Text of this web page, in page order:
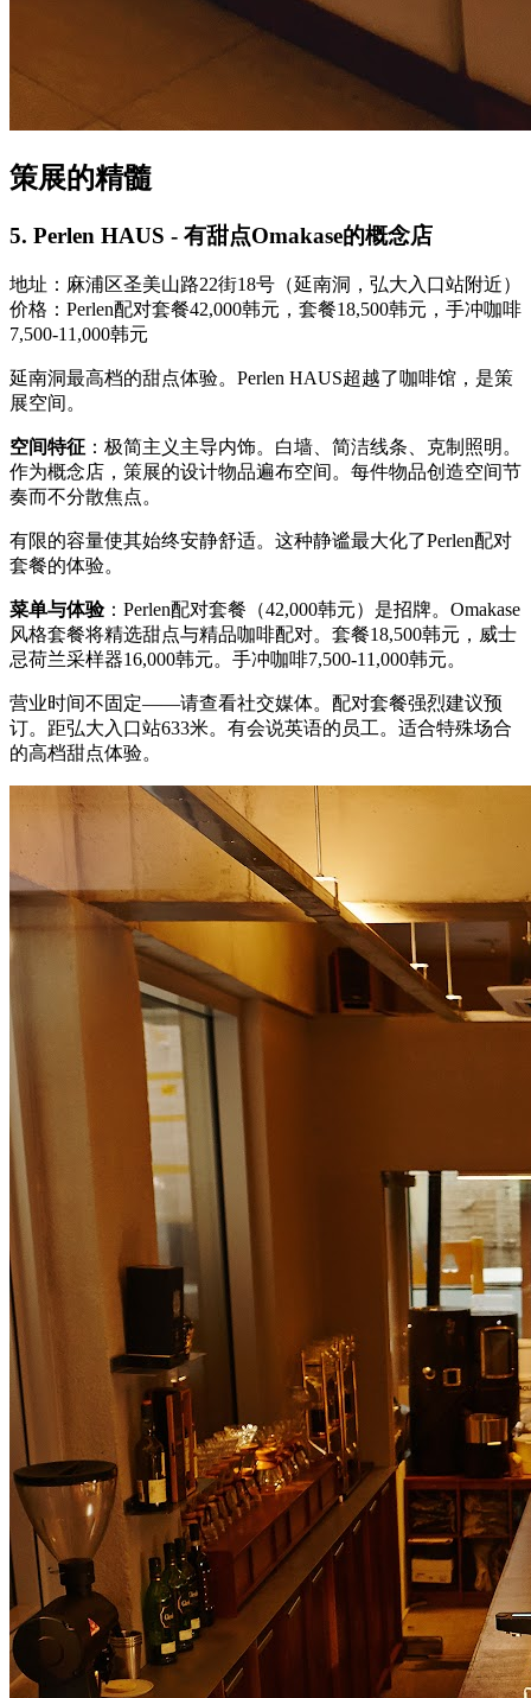
策展的精髓
5. Perlen HAUS - 有甜点Omakase的概念店
地址：麻浦区圣美山路22街18号（延南洞，弘大入口站附近）
价格：Perlen配对套餐42,000韩元，套餐18,500韩元，手冲咖啡
7,500-11,000韩元
延南洞最高档的甜点体验。Perlen HAUS超越了咖啡馆，是策
展空间。
空间特征 ：极简主义主导内饰。白墙、简洁线条、克制照明。
作为概念店，策展的设计物品遍布空间。每件物品创造空间节
奏而不分散焦点。
有限的容量使其始终安静舒适。这种静谧最大化了Perlen配对
套餐的体验。
菜单与体验：Perlen配对套餐（42,000韩元）是招牌。Omakase
风格套餐将精选甜点与精品咖啡配对。套餐18,500韩元，威士
忌荷兰采样器16,000韩元。手冲咖啡7,500-11,000韩元。
营业时间不固定——请查看社交媒体。配对套餐强烈建议预
订。距弘大入口站633米。有会说英语的员工。适合特殊场合
的高档甜点体验。